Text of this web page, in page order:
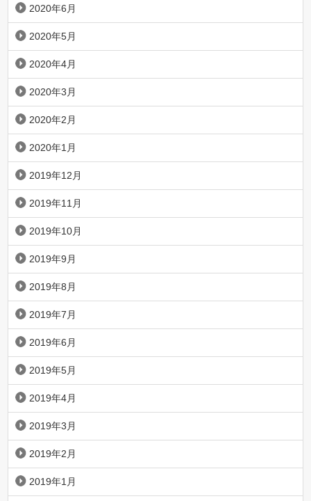
2020年6月
2020年5月
2020年4月
2020年3月
2020年2月
2020年1月
2019年12月
2019年11月
2019年10月
2019年9月
2019年8月
2019年7月
2019年6月
2019年5月
2019年4月
2019年3月
2019年2月
2019年1月